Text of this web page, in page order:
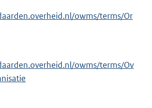
owms/terms/Or
owms/terms/Ov